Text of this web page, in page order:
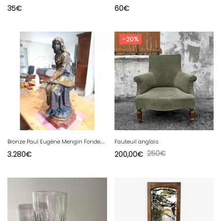
35€ 60€
B
ronze Paul Eugéne Mengin Fondeur Susse Joueuse de Mandoline
3.280€
-20%
Fauteuil anglais
250€
200,00€